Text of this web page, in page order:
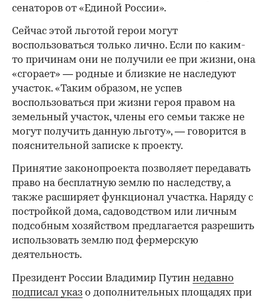
сенаторов от «Единой России».
Сейчас этой льготой герои могут
воспользоваться только лично. Если по каким-
то причинам они не получили ее при жизни, она
«сгорает» — родные и близкие не наследуют
участок. «Таким образом, не успев
воспользоваться при жизни героя правом на
земельный участок, члены его семьи также не
могут получить данную льготу», — говорится в
пояснительной записке к проекту.
Принятие законопроекта позволяет передавать
право на бесплатную землю по наследству, а
также расширяет функционал участка. Наряду с
постройкой дома, садоводством или личным
подсобным хозяйством предлагается разрешить
использовать землю под фермерскую
деятельность.
Президент России Владимир Путин недавно
подписал указ о дополнительных площадях при